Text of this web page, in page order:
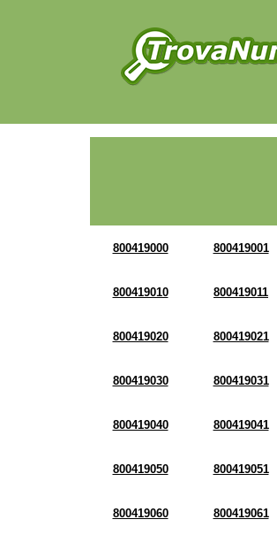
800419000 800419001
800419010 800419011
800419020 800419021
800419030 800419031
800419040 800419041
800419050 800419051
800419060 800419061